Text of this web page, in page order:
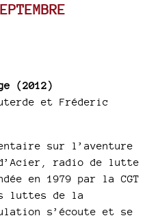
(2012)
et Fréderic
sur l’aventure
radio de lutte
en 1979 par la CGT
luttes de la
s’écoute et se